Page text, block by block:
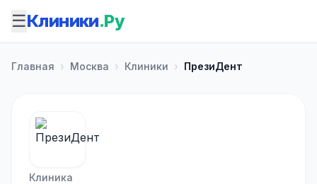
☰Клиники.Ру
Главная › Москва › Клиники › ПрезиДент
Клиника